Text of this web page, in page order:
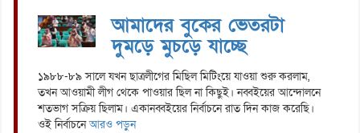
আমাদের বুকের ভেতরটা
দুমড়ে মুচড়ে যাচ্ছে
১৯৮৮-৮৯ সালে যখন ছাত্রলীগের মিছিল মিটিংয়ে যাওয়া শুরু করলাম,
তখন আওয়ামী লীগ থেকে পাওয়ার ছিল না কিছুই। নব্বইয়ের আন্দোলনে
শতভাগ সক্রিয় ছিলাম। একানব্বইয়ের নির্বাচনে রাত দিন কাজ করেছি।
ওই নির্বাচনেআরও পড়ুন